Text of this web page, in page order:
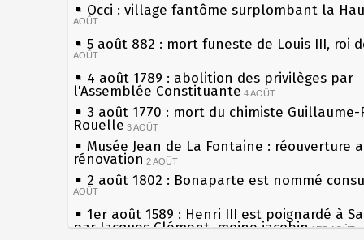
Occi : village fantôme surplombant la
AOÛT
5 août 882 : mort funeste de Louis III, roi
AOÛT
4 août 1789 : abolition des privilèges par
l'Assemblée Constituante 4 AOÛT
3 août 1770 : mort du chimiste Guillaume-
Rouelle 3 AOÛT
Musée Jean de La Fontaine : réouverture
rénovation 2 AOÛT
2 août 1802 : Bonaparte est nommé
AOÛT
1er août 1589 : Henri III est poignardé à
par Jacques Clément, moine jacobin 1ER AOÛT